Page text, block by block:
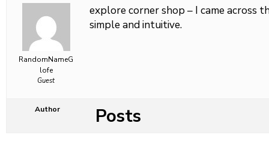
RandomNameG
lofe
Guest
explore corner shop – I came across
simple and intuitive.
Author Posts